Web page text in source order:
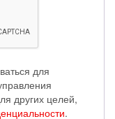
для
других целей,
.